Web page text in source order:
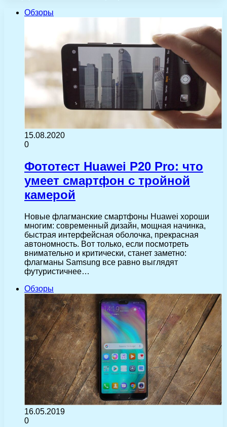
Обзоры
15.08.2020
0
Фототест Huawei P20 Pro: что
умеет смартфон с тройной
камерой
Новые флагманские смартфоны Huawei хороши
многим: современный дизайн, мощная начинка,
быстрая интерфейсная оболочка, прекрасная
автономность. Вот только, если посмотреть
внимательно и критически, станет заметно:
флагманы Samsung все равно выглядят
футуристичнее…
Обзоры
16.05.2019
0